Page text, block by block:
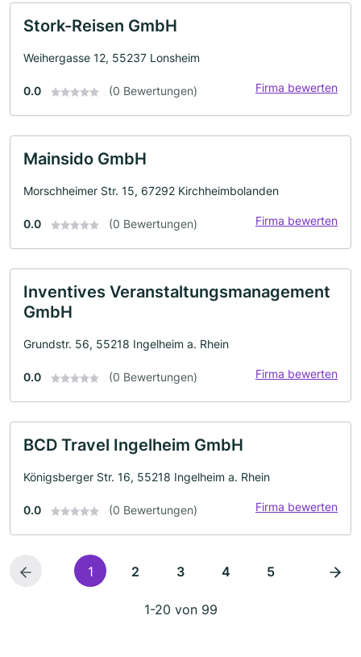
Stork-Reisen GmbH
Weihergasse 12, 55237 Lonsheim
0.0 (0 Bewertungen) Firma bewerten
Mainsido GmbH
Morschheimer Str. 15, 67292 Kirchheimbolanden
0.0 (0 Bewertungen) Firma bewerten
Inventives Veranstaltungsmanagement
GmbH
Grundstr. 56, 55218 Ingelheim a. Rhein
0.0 (0 Bewertungen) Firma bewerten
BCD Travel Ingelheim GmbH
Königsberger Str. 16, 55218 Ingelheim a. Rhein
0.0 (0 Bewertungen) Firma bewerten
1 2 3 4 5
1-20 von 99